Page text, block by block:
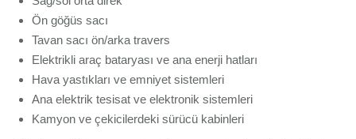
Ön göğüs sacı
Tavan sacı ön/arka travers
Elektrikli araç bataryası ve ana enerji hatları
Hava yastıkları ve emniyet sistemleri
Ana elektrik tesisat ve elektronik sistemleri
Kamyon ve çekicilerdeki sürücü kabinleri